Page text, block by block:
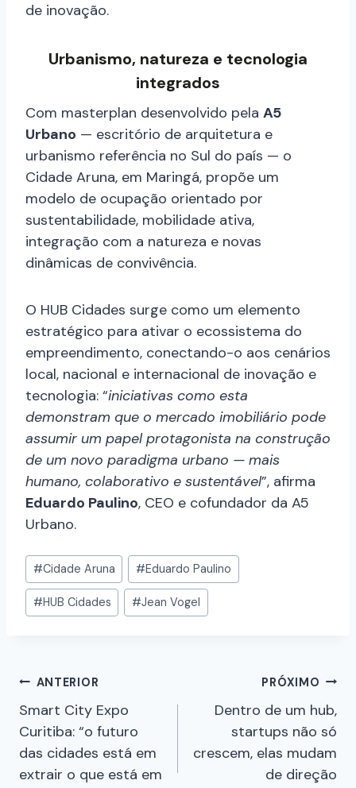
de inovação.
Urbanismo, natureza e tecnologia
integrados
Com masterplan desenvolvido pela A5
Urbano — escritório de arquitetura e
urbanismo referência no Sul do país — o
Cidade Aruna, em Maringá, propõe um
modelo de ocupação orientado por
sustentabilidade, mobilidade ativa,
integração com a natureza e novas
dinâmicas de convivência.
O HUB Cidades surge como um elemento
estratégico para ativar o ecossistema do
empreendimento, conectando-o aos cenários
local, nacional e internacional de inovação e
tecnologia: “iniciativas como esta
demonstram que o mercado imobiliário pode
assumir um papel protagonista na construção
de um novo paradigma urbano — mais
humano, colaborativo e sustentável”, afirma
Eduardo Paulino, CEO e cofundador da A5
Urbano.
#Cidade Aruna #Eduardo Paulino
#HUB Cidades #Jean Vogel
ANTERIOR
Smart City Expo
Curitiba: “o futuro
das cidades está em
extrair o que está em
PRÓXIMO
Dentro de um hub,
startups não só
crescem, elas mudam
de direção